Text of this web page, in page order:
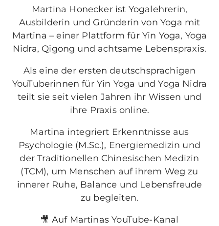
Martina Honecker ist Yogalehrerin,
Ausbilderin und Gründerin von Yoga mit
Martina – einer Plattform für Yin Yoga, Yoga
Nidra, Qigong und achtsame Lebenspraxis.
Als eine der ersten deutschsprachigen
YouTuberinnen für Yin Yoga und Yoga Nidra
teilt sie seit vielen Jahren ihr Wissen und
ihre Praxis online.
Martina integriert Erkenntnisse aus
Psychologie (M.Sc.), Energiemedizin und
der Traditionellen Chinesischen Medizin
(TCM), um Menschen auf ihrem Weg zu
innerer Ruhe, Balance und Lebensfreude
zu begleiten.
🎥 Auf Martinas YouTube-Kanal